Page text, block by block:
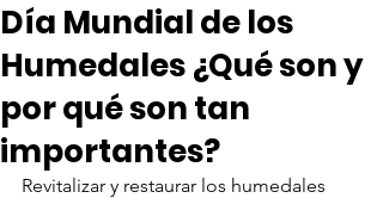
Día Mundial de los
Humedales ¿Qué son y
por qué son tan
importantes?
Revitalizar y restaurar los humedales